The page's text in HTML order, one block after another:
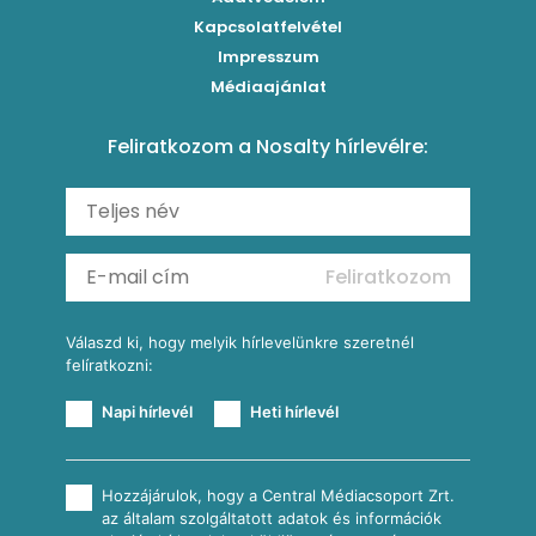
Carbonara
Szaftos paprikás csirke
Shakshuka
Ratatouille
Kukoricás-újhagymás lepény
Mexikói húsleves kukorica salsával
Almás-kéksajtos kukoricasaláta
Köretek
Reggeli receptek
Kapcsolatfelvétel
Impresszum
Médiaajánlat
Feliratkozom a Nosalty hírlevélre:
Feliratkozom
Válaszd ki, hogy melyik hírlevelünkre szeretnél
felíratkozni:
Napi hírlevél Heti hírlevél
Hozzájárulok, hogy a Central Médiacsoport Zrt.
az általam szolgáltatott adatok és információk